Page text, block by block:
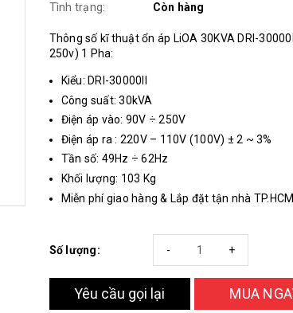
Tình trạng:
Còn hàng
Thông số kĩ thuật ổn áp LiOA 30KVA DRI-
250v) 1 Pha:
Kiểu: DRI-30000II
Công suất: 30kVA
Điện áp vào: 90V ÷ 250V
Điện áp ra : 220V – 110V (100V) ± 2 ~ 3%
Tần số: 49Hz ÷ 62Hz
Khối lượng: 103 Kg
Miễn phí giao hàng & Lắp đặt tận nhà TP.HCM
Số lượng: +
-
Yêu cầu gọi lại MUA